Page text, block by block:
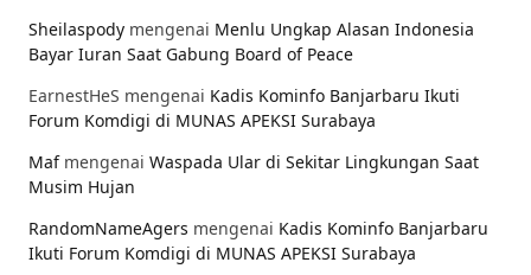
Sheilaspody mengenai Menlu Ungkap Alasan Indonesia
Bayar Iuran Saat Gabung Board of Peace
EarnestHeS mengenai Kadis Kominfo Banjarbaru Ikuti
Forum Komdigi di MUNAS APEKSI Surabaya
Mafmengenai Waspada Ular di Sekitar Lingkungan Saat
Musim Hujan
RandomNameAgers mengenai Kadis Kominfo Banjarbaru
Ikuti Forum Komdigi di MUNAS APEKSI Surabaya